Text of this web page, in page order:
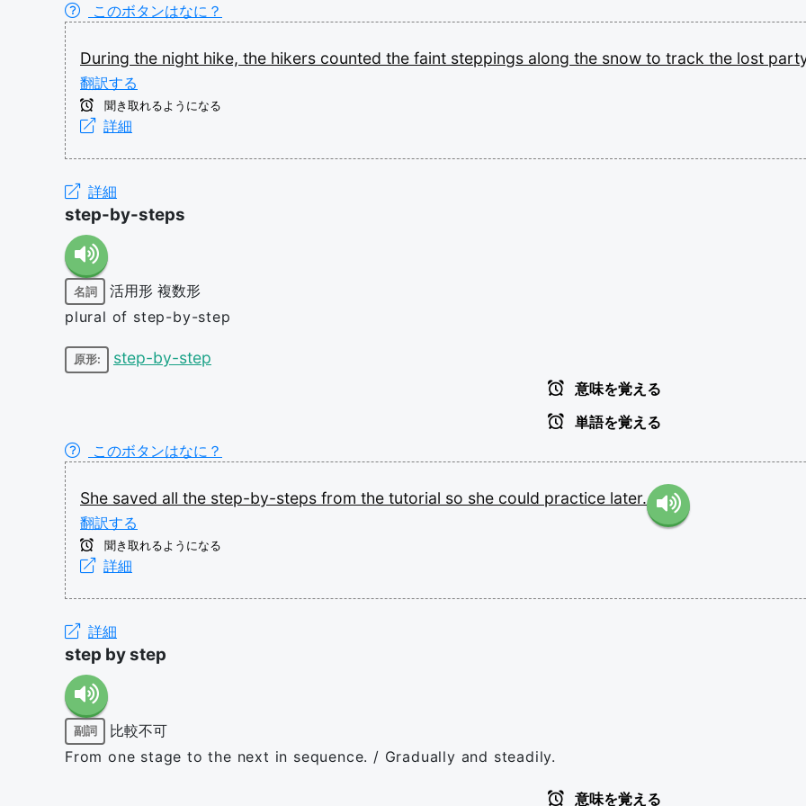
このボタンはなに？
During the night hike, the hikers counted the faint steppings along the snow to track the lost
翻訳する
聞き取れるようになる
詳細
詳細
step-by-steps
名詞 活用形 複数形
plural of step-by-step
原形: step-by-step
意味を覚える
単語を覚える
このボタンはなに？
She saved all the step-by-steps from the tutorial so she could practice later.
翻訳する
聞き取れるようになる
詳細
詳細
step by step
副詞
比較不可
From one stage to the next in sequence. / Gradually and steadily.
意味を覚える